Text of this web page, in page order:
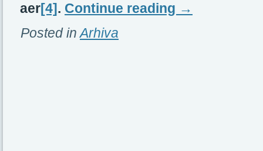
aer[4]. Continue reading →
Posted in Arhiva